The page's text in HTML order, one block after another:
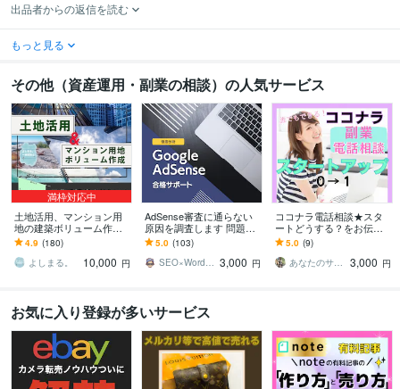
出品者からの返信を読む
もっと見る
その他（資産運用・副業の相談）の人気サービス
満枠対応中
土地活用、マンション用
地の建築ボリューム作成
します 基準法はもちろん
の事、天空率や日影規
制、条例等も考慮致しま
4.9 (180)
よしまる。
10,000 円
AdSense審査に通らない
原因を調査します 問題
点・改善点をすべて洗い
出して動画で改善方法を
アドバイス
5.0 (103)
SEO×WordPressエンジニア瀬尾 3,000 円
ココナラ電話相談★スタ
ートどうする？をお伝え
します 4ヶ月でプラチナラ
ンクになった私が手がけ
るべき流れを共有
5.0 (9)
あなたのサポーター⭐えみ
3,000 円
お気に入り登録が多いサービス